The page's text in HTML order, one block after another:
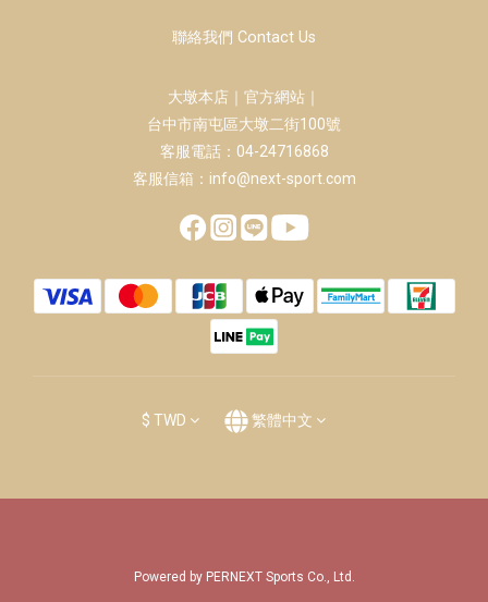
聯絡我們 Contact Us
大墩本店｜官方網站｜
台中市南屯區大墩二街100號
客服電話：04-24716868
客服信箱：info@next-sport.com
$ TWD 繁體中文
Powered by PERNEXT Sports Co., Ltd.